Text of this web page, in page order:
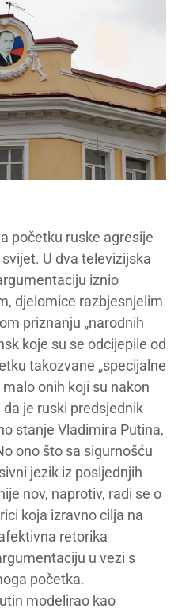
početku ruske agresije
U dva televizijska
iznio
djelomice razbjesnjelim
priznanju „narodnih
koje su se odcijepile od
takozvane „specijalne
onih koji su nakon
je ruski predsjednik
stanje Vladimira Putina,
ono što sa sigurnošću
jezik iz posljednjih
nov, naprotiv, radi se o
koja izravno cilja na
retorika
u vezi s
početka.
modelirao kao